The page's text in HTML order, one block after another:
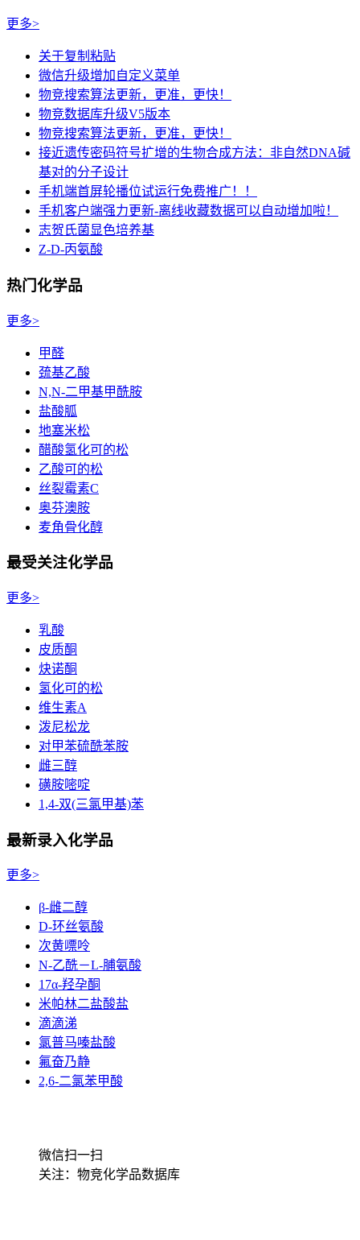
更多>
关于复制粘贴
微信升级增加自定义菜单
物竞搜索算法更新，更准，更快！
物竞数据库升级V5版本
物竞搜索算法更新，更准，更快！
接近遗传密码符号扩增的生物合成方法：非自然DNA碱
基对的分子设计
手机端首屏轮播位试运行免费推广！！
手机客户端强力更新-离线收藏数据可以自动增加啦！
志贺氏菌显色培养基
Z-D-丙氨酸
热门化学品
更多>
甲醛
巯基乙酸
N,N-二甲基甲酰胺
盐酸胍
地塞米松
醋酸氢化可的松
乙酸可的松
丝裂霉素C
奥芬澳胺
麦角骨化醇
最受关注化学品
更多>
乳酸
皮质酮
炔诺酮
氢化可的松
维生素A
泼尼松龙
对甲苯硫酰苯胺
雌三醇
磺胺嘧啶
1,4-双(三氯甲基)苯
最新录入化学品
更多>
β-雌二醇
D-环丝氨酸
次黄嘌呤
N-乙酰－L-脯氨酸
17α-羟孕酮
米帕林二盐酸盐
滴滴涕
氯普马嗪盐酸
氟奋乃静
2,6-二氯苯甲酸
微信扫一扫
关注：物竞化学品数据库